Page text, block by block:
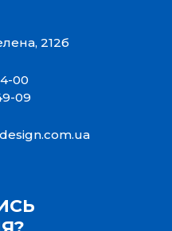
212б
00
09